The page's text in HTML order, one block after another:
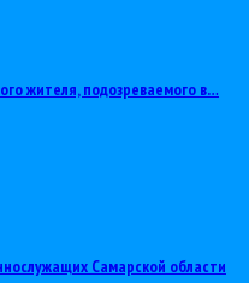
жителя, подозреваемого в…
Самарской области